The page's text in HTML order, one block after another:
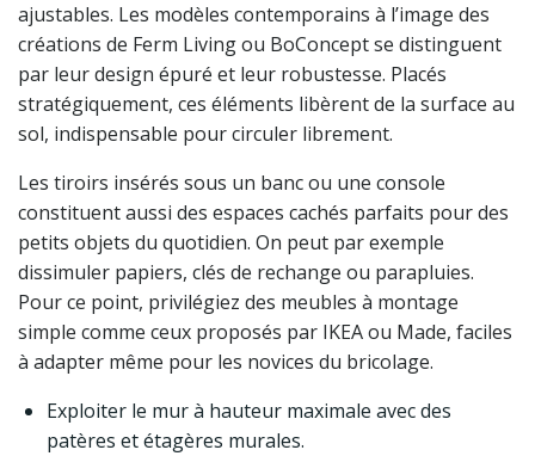
ajustables. Les modèles contemporains à l’image des
créations de Ferm Living ou BoConcept se distinguent
par leur design épuré et leur robustesse. Placés
stratégiquement, ces éléments libèrent de la surface au
sol, indispensable pour circuler librement.
Les tiroirs insérés sous un banc ou une console
constituent aussi des espaces cachés parfaits pour des
petits objets du quotidien. On peut par exemple
dissimuler papiers, clés de rechange ou parapluies.
Pour ce point, privilégiez des meubles à montage
simple comme ceux proposés par IKEA ou Made, faciles
à adapter même pour les novices du bricolage.
Exploiter le mur à hauteur maximale avec des
patères et étagères murales.